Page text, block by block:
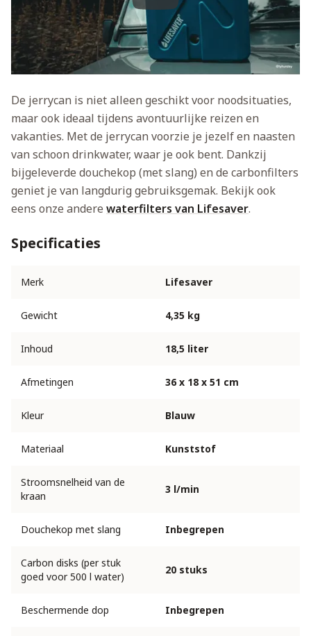
De jerrycan is niet alleen geschikt voor noodsituaties,
maar ook ideaal tijdens avontuurlijke reizen en
vakanties. Met de jerrycan voorzie je jezelf en naasten
van schoon drinkwater, waar je ook bent. Dankzij
bijgeleverde douchekop (met slang) en de carbonfilters
geniet je van langdurig gebruiksgemak. Bekijk ook
eens onze andere waterfilters van Lifesaver.
Specificaties
Merk Lifesaver
Gewicht 4,35 kg
Inhoud 18,5 liter
Afmetingen 36 x 18 x 51 cm
Kleur Blauw
Materiaal Kunststof
Stroomsnelheid van de
kraan
3 l/min
Douchekop met slang Inbegrepen
Carbon disks (per stuk
goed voor 500 l water)
20 stuks
Beschermende dop Inbegrepen